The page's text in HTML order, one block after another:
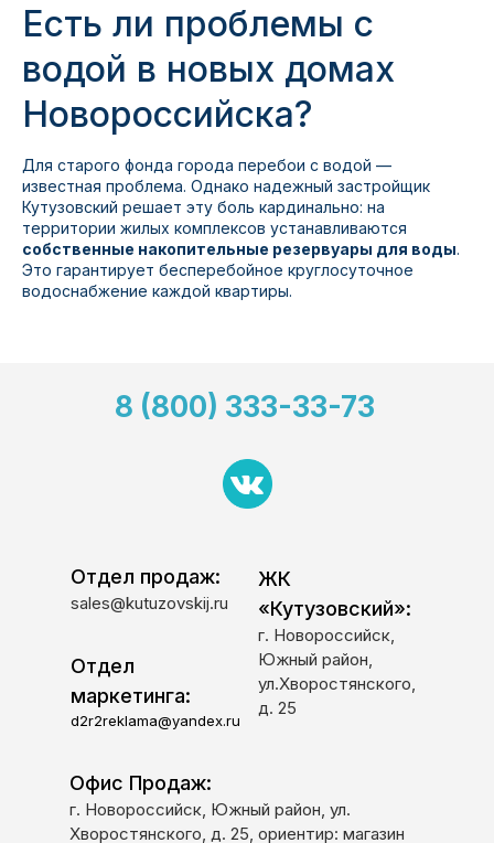
Есть ли проблемы с
водой в новых домах
Новороссийска?
Для старого фонда города перебои с водой —
известная проблема. Однако надежный застройщик
Кутузовский решает эту боль кардинально: на
территории жилых комплексов устанавливаются
собственные накопительные резервуары для воды.
Это гарантирует бесперебойное круглосуточное
водоснабжение каждой квартиры.
8 (800) 333-33-73
Офис Продаж:
г. Новороссийск, Южный район, ул.
Хворостянского, д. 25, ориентир: магазин
ЖК
«Кутузовский»:
г. Новороссийск,
Южный район,
ул.Хворостянского,
д. 25
Отдел продаж:
sales@kutuzovskij.ru
Отдел
маркетинга:
d2r2reklama@yandex.ru